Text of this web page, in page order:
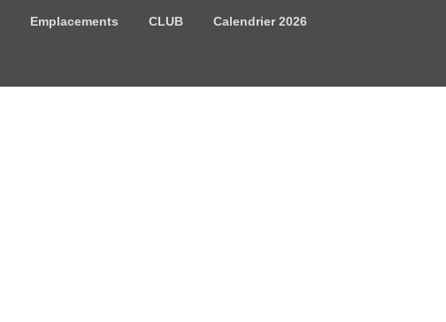
Emplacements CLUB Calendrier 2026